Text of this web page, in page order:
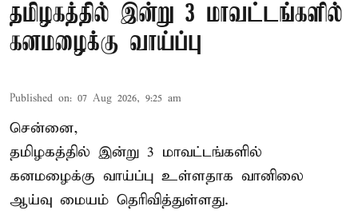
தமிழகத்தில் இன்று 3 மாவட்டங்களில்
கனமழைக்கு வாய்ப்பு
Published on: 07 Aug 2026, 9:25 am
சென்னை,
தமிழகத்தில் இன்று 3 மாவட்டங்களில்
கனமழைக்கு வாய்ப்பு உள்ளதாக வானிலை
ஆய்வு மையம் தெரிவித்துள்ளது.